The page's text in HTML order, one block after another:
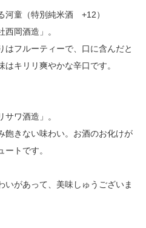
河童（特別純米酒 +12）
岡酒造」。
はフルーティーで、口に含んだと
キリリ爽やかな辛口です。
ワ酒造」。
飽きない味わい。お酒のお化けが
トです。
いがあって、美味しゅうございま